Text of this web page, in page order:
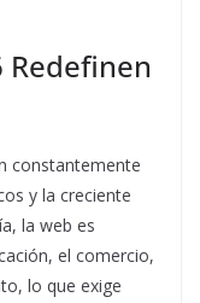
Redefinen
constantemente
y la creciente
la web es
el comercio,
lo que exige